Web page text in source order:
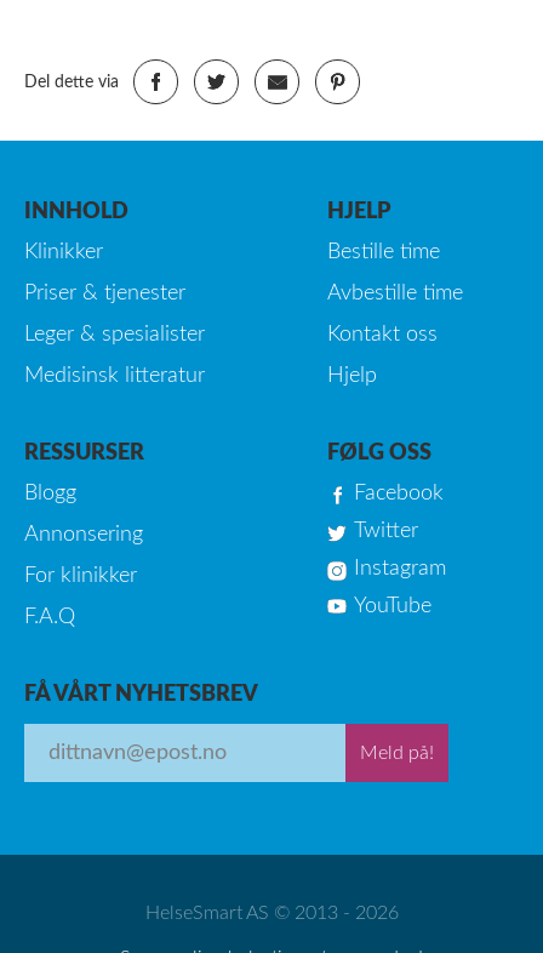
Del dette via
INNHOLD
Klinikker
Priser & tjenester
Leger & spesialister
Medisinsk litteratur
HJELP
Bestille time
Avbestille time
Kontakt oss
Hjelp
RESSURSER
Blogg
Annonsering
For klinikker
F.A.Q
FØLG OSS
Facebook
Twitter
Instagram
YouTube
FÅ VÅRT NYHETSBREV
Meld på!
HelseSmart AS © 2013 - 2026